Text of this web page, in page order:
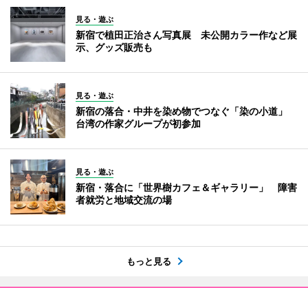
見る・遊ぶ
新宿で植田正治さん写真展 未公開カラー作など展
示、グッズ販売も
見る・遊ぶ
新宿の落合・中井を染め物でつなぐ「染の小道」
台湾の作家グループが初参加
見る・遊ぶ
新宿・落合に「世界樹カフェ＆ギャラリー」 障害
者就労と地域交流の場
もっと見る